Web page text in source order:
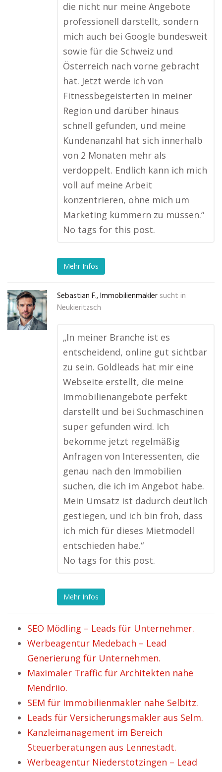
die nicht nur meine Angebote
professionell darstellt, sondern
mich auch bei Google bundesweit
sowie für die Schweiz und
Österreich nach vorne gebracht
hat. Jetzt werde ich von
Fitnessbegeisterten in meiner
Region und darüber hinaus
schnell gefunden, und meine
Kundenanzahl hat sich innerhalb
von 2 Monaten mehr als
verdoppelt. Endlich kann ich mich
voll auf meine Arbeit
konzentrieren, ohne mich um
Marketing kümmern zu müssen.“
No tags for this post.
Mehr Infos
Sebastian F., Immobilienmakler sucht in
Neukieritzsch
„In meiner Branche ist es
entscheidend, online gut sichtbar
zu sein. Goldleads hat mir eine
Webseite erstellt, die meine
Immobilienangebote perfekt
darstellt und bei Suchmaschinen
super gefunden wird. Ich
bekomme jetzt regelmäßig
Anfragen von Interessenten, die
genau nach den Immobilien
suchen, die ich im Angebot habe.
Mein Umsatz ist dadurch deutlich
gestiegen, und ich bin froh, dass
ich mich für dieses Mietmodell
entschieden habe.“
No tags for this post.
Mehr Infos
SEO Mödling – Leads für Unternehmer.
Werbeagentur Medebach – Lead
Generierung für Unternehmen.
Maximaler Traffic für Architekten nahe
Mendriio.
SEM für Immobilienmakler nahe Selbitz.
Leads für Versicherungsmakler aus Selm.
Kanzleimanagement im Bereich
Steuerberatungen aus Lennestadt.
Werbeagentur Niederstotzingen – Lead